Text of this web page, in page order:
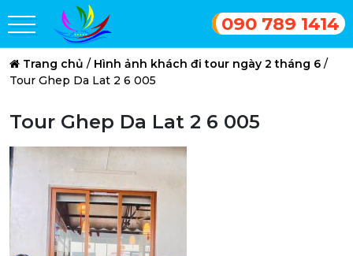
090 789 1414
Trang chủ / Hình ảnh khách đi tour ngày 2 tháng 6 /
Tour Ghep Da Lat 2 6 005
Tour Ghep Da Lat 2 6 005